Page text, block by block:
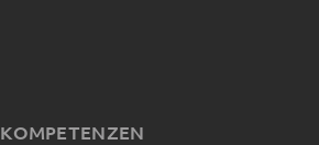
KOMPETENZEN